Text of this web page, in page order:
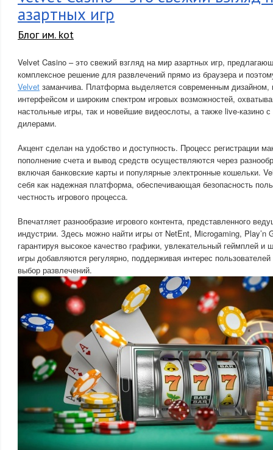
азартных игр
Блог им. kot
Velvet Casino – это свежий взгляд на мир азартных игр,
комплексное решение для развлечений прямо из браузера и
Velvet заманчива. Платформа выделяется современным дизайном,
интерфейсом и широким спектром игровых возможностей,
настольные игры, так и новейшие видеослоты, а также live-казино
дилерами.
Акцент сделан на удобство и доступность. Процесс регистрации
пополнение счета и вывод средств осуществляются через
включая банковские карты и популярные электронные кошельки.
себя как надежная платформа, обеспечивающая безопасность
честность игрового процесса.
Впечатляет разнообразие игрового контента, представленного
индустрии. Здесь можно найти игры от NetEnt, Microgaming, Play’n
гарантируя высокое качество графики, увлекательный геймплей
игры добавляются регулярно, поддерживая интерес
выбор развлечений.